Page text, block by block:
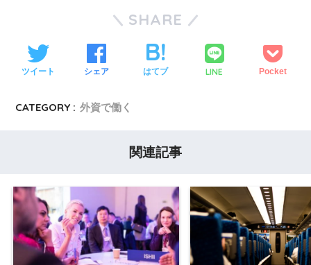
SHARE
ツイート シェア はてブ LINE Pocket
CATEGORY : 外資で働く
関連記事